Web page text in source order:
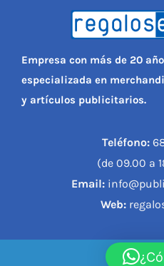
Empresa con más de 20
especializada en
y artículos publicitarios.
Teléfono:
(de 09.00 a
Email:
Web: